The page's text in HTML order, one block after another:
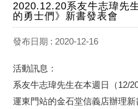
2020.12.20系友牛志瑋先
的勇士們》新書發表會
發布日期 : 2020-12-16
活動訊息：
系友牛志瑋先生在本週日（12/
運東門站的金石堂信義店辦理